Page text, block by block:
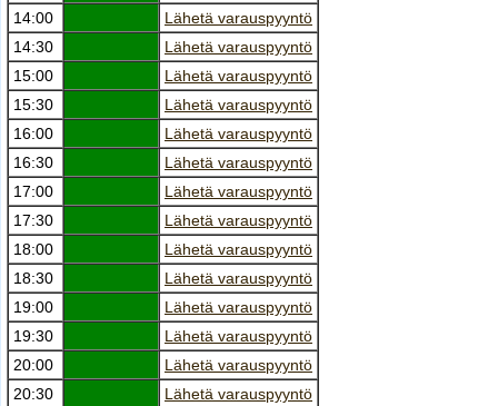
14:00
Lähetä varauspyyntö
14:30
Lähetä varauspyyntö
15:00
Lähetä varauspyyntö
15:30
Lähetä varauspyyntö
16:00
Lähetä varauspyyntö
16:30
Lähetä varauspyyntö
17:00
Lähetä varauspyyntö
17:30
Lähetä varauspyyntö
18:00
Lähetä varauspyyntö
18:30
Lähetä varauspyyntö
19:00
Lähetä varauspyyntö
19:30
Lähetä varauspyyntö
20:00
Lähetä varauspyyntö
20:30
Lähetä varauspyyntö